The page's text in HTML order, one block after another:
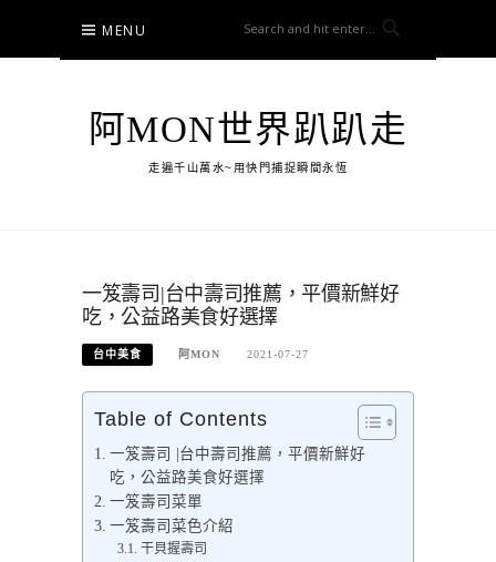
content
MENU
阿MON世界趴趴走
走遍千山萬水~用快門捕捉瞬間永恆
一笈壽司|台中壽司推薦，平價新鮮好
吃，公益路美食好選擇
台中美食 阿MON 2021-07-27
Table of Contents
一笈壽司 |台中壽司推薦，平價新鮮好
吃，公益路美食好選擇
一笈壽司菜單
一笈壽司菜色介紹
干貝握壽司